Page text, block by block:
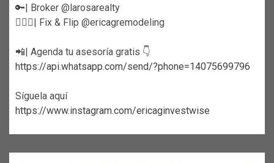
🔑| Broker @larosarealty
👷🏼‍♀️| Fix & Flip @ericagremodeling
📲| Agenda tu asesoría gratis 👇
https://api.whatsapp.com/send/?phone=14075699796
Síguela aquí
https://www.instagram.com/ericaginvestwise